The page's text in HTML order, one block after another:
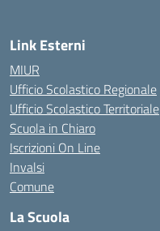
Link Esterni
MIUR
Ufficio Scolastico Regionale
Ufficio Scolastico Territoriale
Scuola in Chiaro
Iscrizioni On Line
Invalsi
Comune
La Scuola